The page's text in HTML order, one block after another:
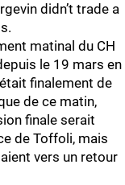
didn’t trade a
matinal du CH
le 19 mars en
finalement de
de ce matin,
finale serait
de Toffoli, mais
vers un retour